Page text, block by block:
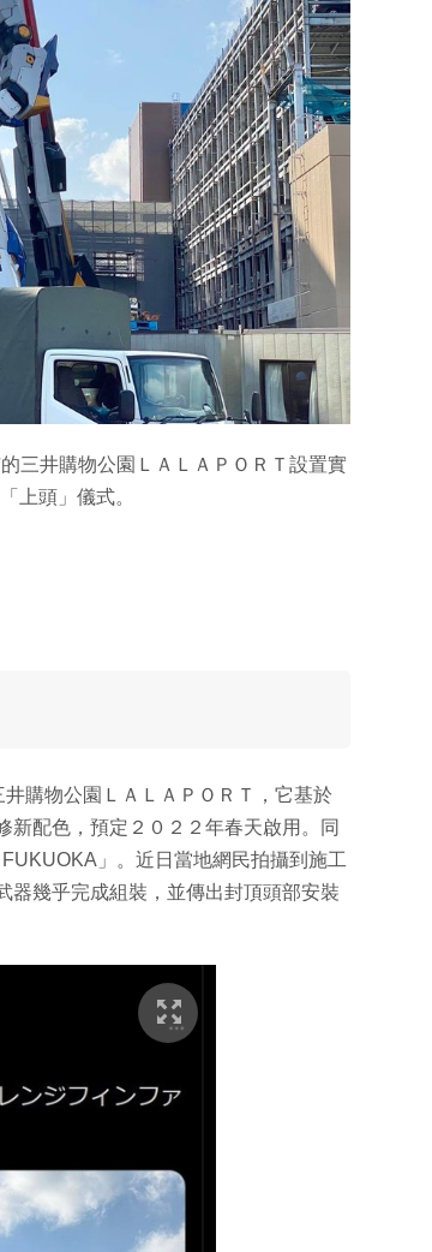
三井購物公園ＬＡＬＡＰＯＲＴ設置實
上頭」儀式。
購物公園ＬＡＬＡＰＯＲＴ，它基於
新配色，預定２０２２年春天啟用。同
」。近日當地網民拍攝到施工
器幾乎完成組裝，並傳出封頂頭部安裝